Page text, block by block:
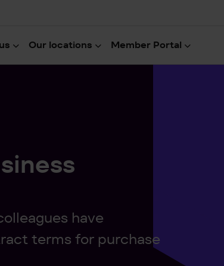
Our locations Member Portal
have
terms for purchase